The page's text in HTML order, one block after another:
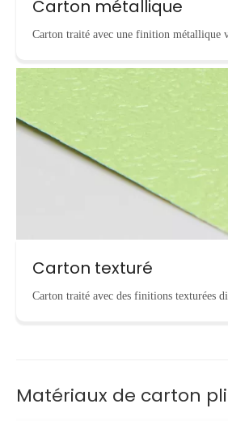
Carton métallique
Carton traité avec une finition métallique
Carton texturé
Carton traité avec des finitions texturées
Matériaux de carton